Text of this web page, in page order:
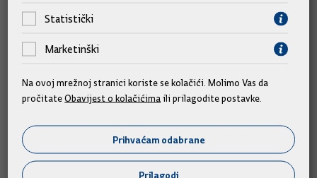
e-Građani
e-Građani
e-Savjetovanja
Portal otvorenih podataka RH
Izvozni portal
Adresar
Statistički
Marketinški
Na ovoj mrežnoj stranici koriste se kolačići. Molimo Vas da
pročitateObavijest o kolačićima ili prilagodite postavke.
Prihvaćam odabrane
Prilagodi